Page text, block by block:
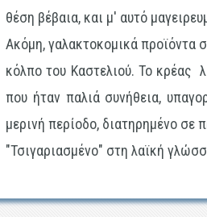
θέση βέβαια, και μ' αυτό
Ακόμη, γαλακτοκομικά προϊόντα
κόλπο του Καστελιού. Το κρέας
που ήταν παλιά συνήθεια,
μερινή περίοδο, διατηρημένο σε
"Τσιγαριασμένο" στη λαϊκή